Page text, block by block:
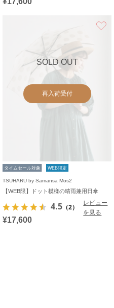
SOLD OUT
再入荷受付
タイムセール対象 WEB限定
TSUHARU by Samansa Mos2
【WEB限】ドット模様の晴雨兼用日傘
4.5 （2）
レビュー
を見る
¥17,600